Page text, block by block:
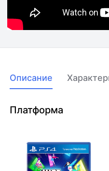
Описание
Платформа